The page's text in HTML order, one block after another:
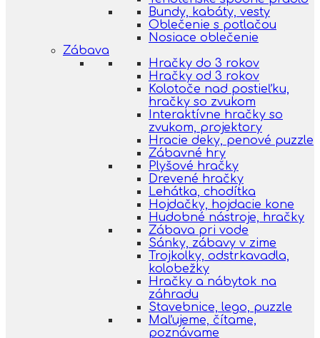
Bundy, kabáty, vesty
Oblečenie s potlačou
Nosiace oblečenie
Zábava
Hračky do 3 rokov
Hračky od 3 rokov
Kolotoče nad postieľku,
hračky so zvukom
Interaktívne hračky so
zvukom, projektory
Hracie deky, penové puzzle
Zábavné hry
Plyšové hračky
Drevené hračky
Lehátka, chodítka
Hojdačky, hojdacie kone
Hudobné nástroje, hračky
Zábava pri vode
Sánky, zábavy v zime
Trojkolky, odstrkavadla,
kolobežky
Hračky a nábytok na
záhradu
Stavebnice, lego, puzzle
Maľujeme, čítame,
poznávame